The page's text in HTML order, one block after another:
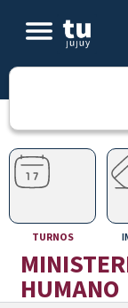
TURNOS
HUMANO